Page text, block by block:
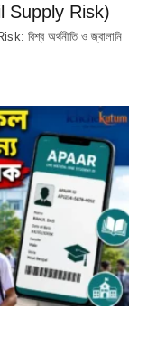
Supply Risk)
অর্থনীতি ও জ্বালানি